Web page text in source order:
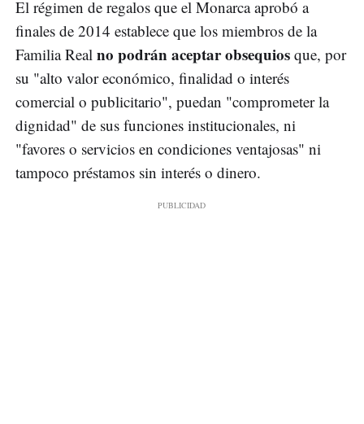
El régimen de regalos que el Monarca aprobó a
finales de 2014 establece que los miembros de la
Familia Real no podrán aceptar obsequios que, por
su "alto valor económico, finalidad o interés
comercial o publicitario", puedan "comprometer la
dignidad" de sus funciones institucionales, ni
"favores o servicios en condiciones ventajosas" ni
tampoco préstamos sin interés o dinero.